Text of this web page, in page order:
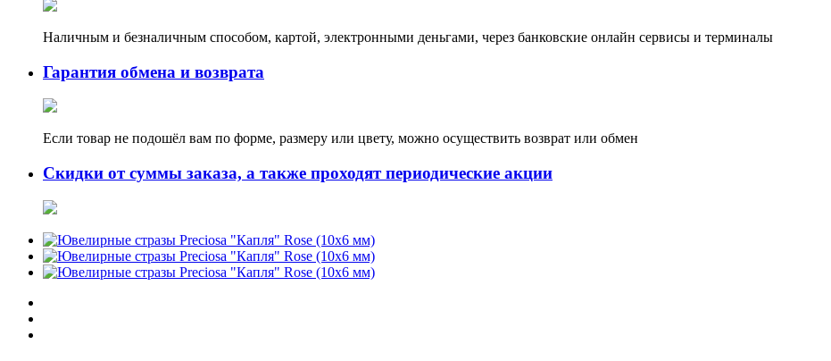
Наличным и безналичным способом, картой, электронными деньгами, через банковские онлайн сервисы и терминалы
Гарантия обмена и возврата
Если товар не подошёл вам по форме, размеру или цвету, можно осуществить возврат или обмен
Скидки от суммы заказа, а также проходят периодические акции